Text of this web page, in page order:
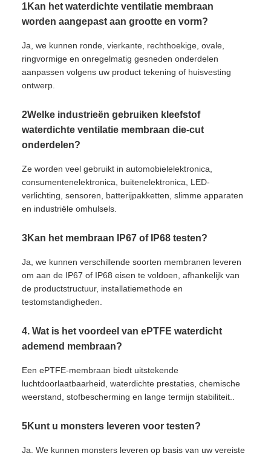
1Kan het waterdichte ventilatie membraan
worden aangepast aan grootte en vorm?
Ja, we kunnen ronde, vierkante, rechthoekige, ovale,
ringvormige en onregelmatig gesneden onderdelen
aanpassen volgens uw product tekening of huisvesting
ontwerp.
2Welke industrieën gebruiken kleefstof
waterdichte ventilatie membraan die-cut
onderdelen?
Ze worden veel gebruikt in automobielelektronica,
consumentenelektronica, buitenelektronica, LED-
verlichting, sensoren, batterijpakketten, slimme apparaten
en industriële omhulsels.
3Kan het membraan IP67 of IP68 testen?
Ja, we kunnen verschillende soorten membranen leveren
om aan de IP67 of IP68 eisen te voldoen, afhankelijk van
de productstructuur, installatiemethode en
testomstandigheden.
4. Wat is het voordeel van ePTFE waterdicht
ademend membraan?
Een ePTFE-membraan biedt uitstekende
luchtdoorlaatbaarheid, waterdichte prestaties, chemische
weerstand, stofbescherming en lange termijn stabiliteit..
5Kunt u monsters leveren voor testen?
Ja. We kunnen monsters leveren op basis van uw vereiste